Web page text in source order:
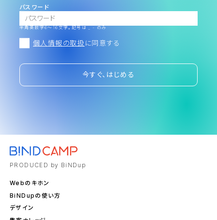
パスワード
半角英数字6～16文字。記号は _ - のみ
個人情報の取扱 に同意する
今すぐ、はじめる
PRODUCED by BiNDup
Webのキホン
BiNDupの使い方
デザイン